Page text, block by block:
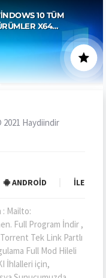
10 TÜM
X64…
Haydiindir
ANDROID İLETIŞIM
: Mailto:
Full Program İndir ,
Tek Link Partlı
Full Mod Hileli
İhlalleri için,